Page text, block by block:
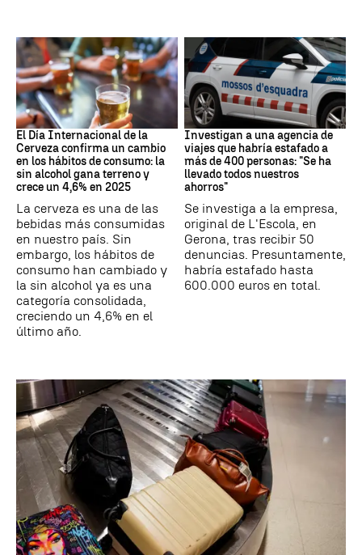
Día Internacional Cerveza
El Día Internacional de la
Cerveza confirma un cambio
en los hábitos de consumo: la
sin alcohol gana terreno y
crece un 4,6% en 2025
La cerveza es una de las
bebidas más consumidas
en nuestro país. Sin
embargo, los hábitos de
consumo han cambiado y
la sin alcohol ya es una
categoría consolidada,
creciendo un 4,6% en el
último año.
Estafa
Investigan a una agencia de
viajes que habría estafado a
más de 400 personas: "Se ha
llevado todos nuestros
ahorros"
Se investiga a la empresa,
original de L'Escola, en
Gerona, tras recibir 50
denuncias. Presuntamente,
habría estafado hasta
600.000 euros en total.